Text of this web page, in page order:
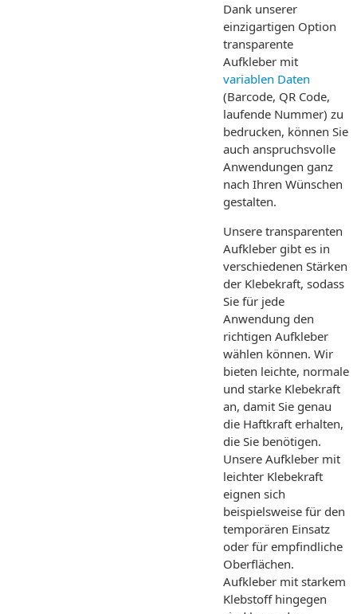
Dank unserer
einzigartigen Option
transparente
Aufkleber mit
variablen Daten
(Barcode, QR Code,
laufende Nummer) zu
bedrucken, können Sie
auch anspruchsvolle
Anwendungen ganz
nach Ihren Wünschen
gestalten.
Unsere transparenten
Aufkleber gibt es in
verschiedenen Stärken
der Klebekraft, sodass
Sie für jede
Anwendung den
richtigen Aufkleber
wählen können. Wir
bieten leichte, normale
und starke Klebekraft
an, damit Sie genau
die Haftkraft erhalten,
die Sie benötigen.
Unsere Aufkleber mit
leichter Klebekraft
eignen sich
beispielsweise für den
temporären Einsatz
oder für empfindliche
Oberflächen.
Aufkleber mit starkem
Klebstoff hingegen